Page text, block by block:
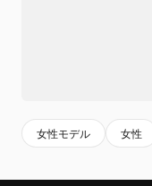
女性モデル 女性